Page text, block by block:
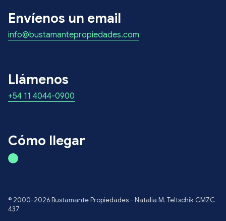
Envíenos un email
info@bustamantepropiedades.com
Llámenos
+54 11 4044-0900
Cómo llegar
© 2000-2026 Bustamante Propiedades - Natalia M. Teltschik CMZC
437